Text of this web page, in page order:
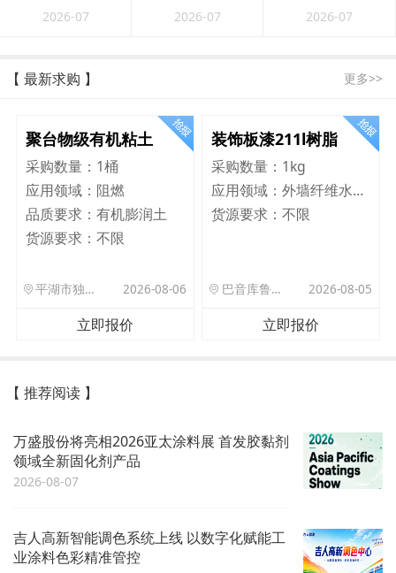
2026-07 2026-07 2026-07
【 最新求购 】 更多>>
聚台物级有机粘土
采购数量： 1桶
应用领域： 阻燃
品质要求： 有机膨润土
货源要求： 不限
平湖市独山港镇集港路 589 号 2026-08-06
立即报价
装饰板漆211l树脂
采购数量： 1kg
应用领域：
外墙纤维水泥板
货源要求：不限
巴音库鲁提镇,托帕口岸六号库房 2026-08-05
立即报价
【 推荐阅读 】
万盛股份将亮相2026亚太涂料展 首发胶黏剂
领域全新固化剂产品
2026-08-07
吉人高新智能调色系统上线 以数字化赋能工
业涂料色彩精准管控